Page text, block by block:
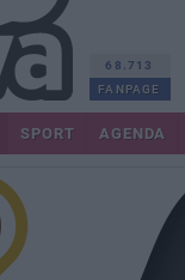
68.713
FANPAGE
SPORT AGENDA